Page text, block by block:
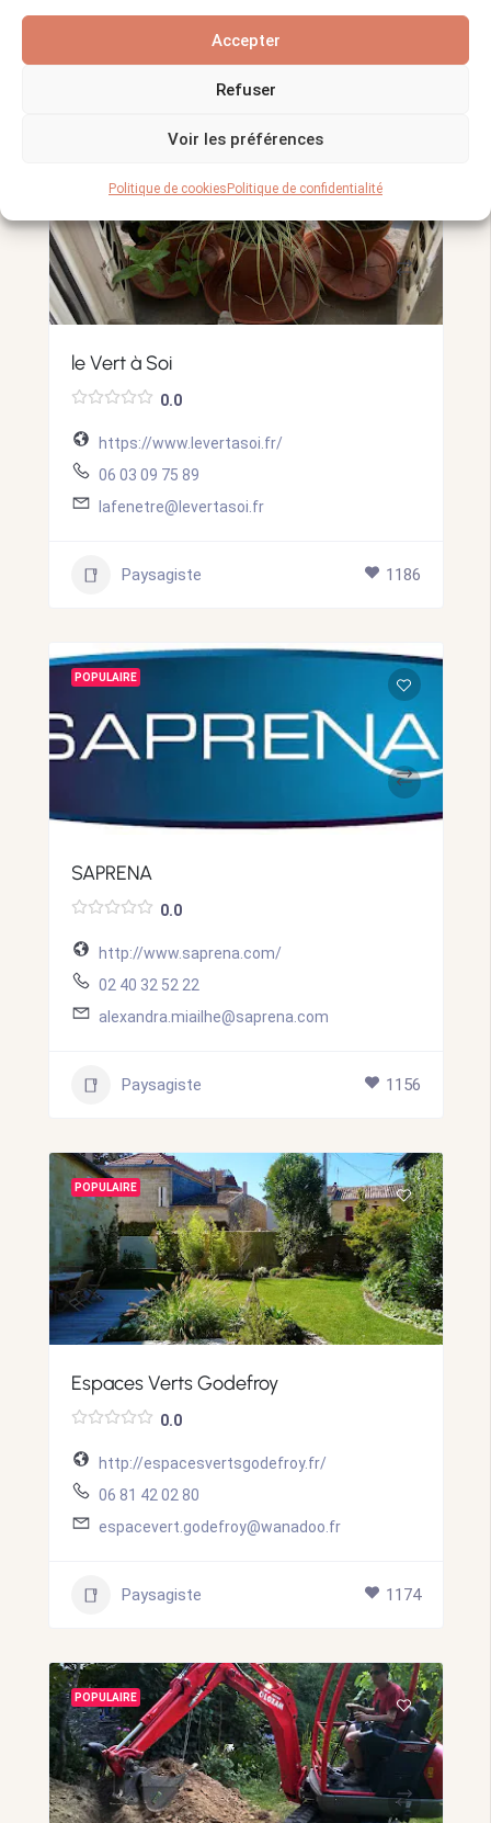
Accepter
Refuser
Voir les préférences
Politique de cookies Politique de confidentialité
Paysagiste 1151
le Vert à Soi
0.0
https://www.levertasoi.fr/
06 03 09 75 89
lafenetre@levertasoi.fr
Paysagiste 1186
POPULAIRE
SAPRENA
0.0
http://www.saprena.com/
02 40 32 52 22
alexandra.miailhe@saprena.com
Paysagiste 1156
POPULAIRE
Espaces Verts Godefroy
0.0
http://espacesvertsgodefroy.fr/
06 81 42 02 80
espacevert.godefroy@wanadoo.fr
Paysagiste 1174
POPULAIRE